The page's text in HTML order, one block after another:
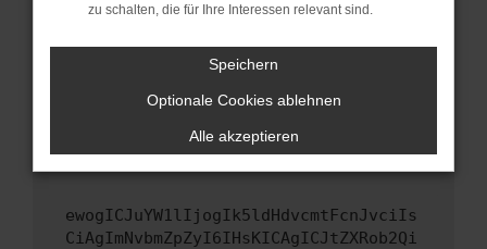
unterstützt werden.
Wende dich an den Webseitenbetreiber.
Wenn du alle oben genannten Schritte versucht
hast, kontaktiere uns bitte. Wir werden
versuchen, das Problem zu beheben. Du kannst
uns diesen Text schicken, um uns bei der
ewogICJuYW1lIjogIk5ldHdvcmtFcnJvciIs
CiAgImNvbmZpZyI6IHsKICAgICJtZXRob2Qi
zu schalten, die für Ihre Interessen relevant sind.
Speichern
Optionale Cookies ablehnen
Alle akzeptieren